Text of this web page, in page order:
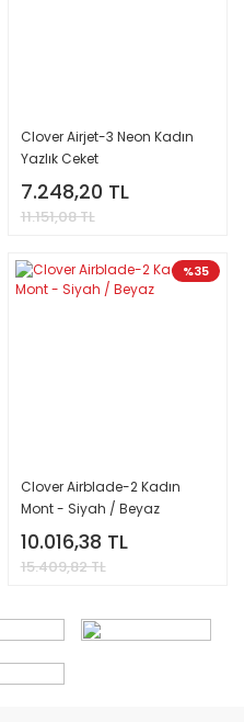
Clover Airjet-3 Neon Kadın
Yazlık Ceket
7.248,20 TL
11.151,08 TL
%35
Clover Airblade-2 Kadın
Mont - Siyah / Beyaz
10.016,38 TL
15.409,82 TL